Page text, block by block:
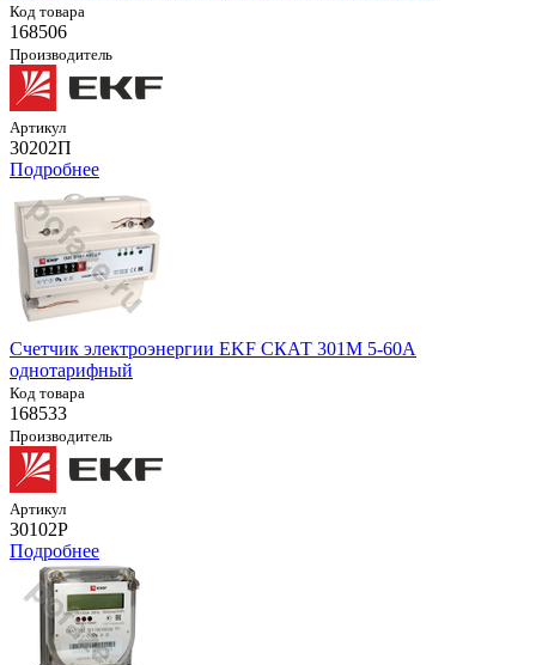
Код товара
168506
Производитель
Артикул
30202П
Подробнее
Счетчик электроэнергии EKF СКАТ 301М 5-60А
однотарифный
Код товара
168533
Производитель
Артикул
30102Р
Подробнее